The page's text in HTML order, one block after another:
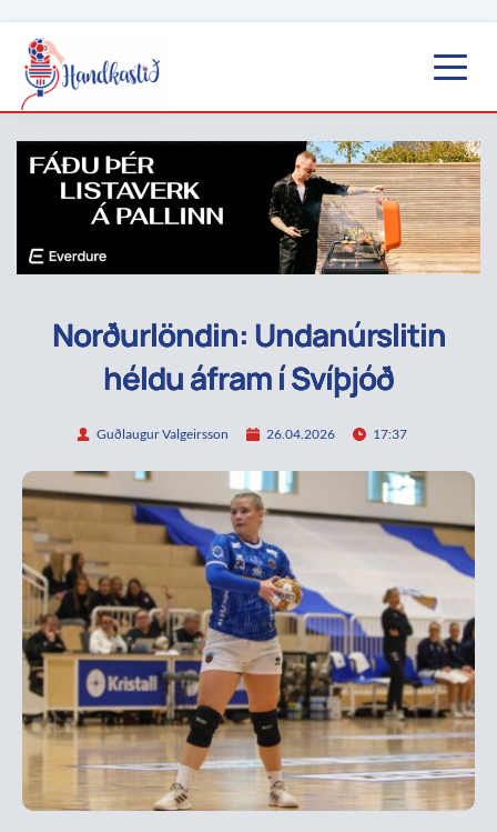
Norðurlöndin: Undanúrslitin
héldu áfram í Svíþjóð
Guðlaugur Valgeirsson 26.04.2026 17:37